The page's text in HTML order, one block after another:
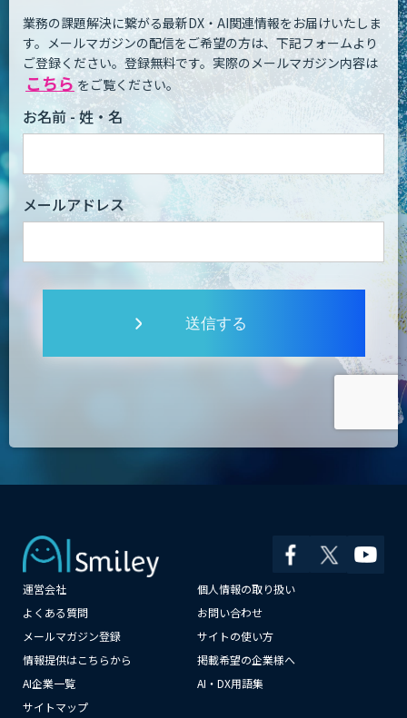
業務の課題解決に繋がる最新DX・AI関連情報をお届けいたしま
す。 メールマガジンの配信をご希望の方は、下記フォームより
ご登録ください。登録無料です。 実際のメールマガジン内容は
こちら をご覧ください。
お名前 - 姓・名
メールアドレス
送信する
運営会社
個人情報の取り扱い
よくある質問
お問い合わせ
メールマガジン登録
サイトの使い方
情報提供はこちらから
掲載希望の企業様へ
AI企業一覧
AI・DX用語集
サイトマップ